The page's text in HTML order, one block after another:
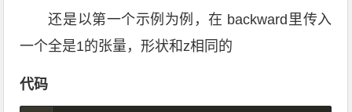
还是以第一个示例为例，在 backward里传入
一个全是1的张量，形状和z相同的
代码